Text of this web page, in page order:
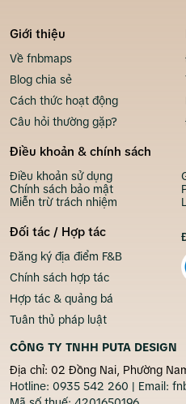
Giới thiệu
Về fnbmaps
Blog chia sẻ
Cách thức hoạt động
Câu hỏi thường gặp?
Điều khoản & chính sách
Điều khoản sử dụng
Chính sách bảo mật
Miễn trừ trách nhiệm
Đối tác / Hợp tác
Đăng ký địa điểm F&B
Chính sách hợp tác
Hợp tác & quảng bá
Tuân thủ pháp luật
CÔNG TY TNHH PUTA DESIGN
Địa chỉ: 02 Đồng Nai, Phường
Hotline: 0935 542 260 | Email: